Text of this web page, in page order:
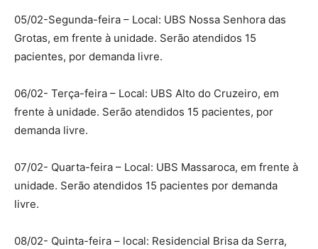
05/02-Segunda-feira – Local: UBS Nossa Senhora das
Grotas, em frente à unidade. Serão atendidos 15
pacientes, por demanda livre.
06/02- Terça-feira – Local: UBS Alto do Cruzeiro, em
frente à unidade. Serão atendidos 15 pacientes, por
demanda livre.
07/02- Quarta-feira – Local: UBS Massaroca, em frente à
unidade. Serão atendidos 15 pacientes por demanda
livre.
08/02- Quinta-feira – local: Residencial Brisa da Serra,